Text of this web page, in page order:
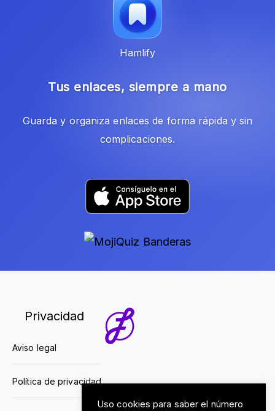
Hamlify
Tus enlaces, siempre a mano
Guarda y organiza enlaces de forma rápida y sin
complicaciones.
Privacidad
Aviso legal
Política de privacidad
Uso cookies para saber el número